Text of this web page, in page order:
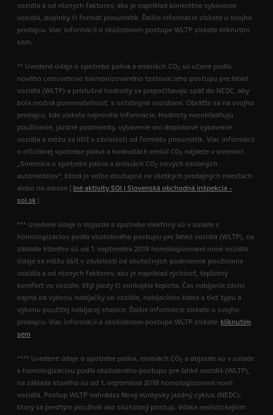
vozidla a od rôznych faktorov, ako je napríklad konkrétne vybavenie
vozidla, doplnky či formát pneumatík. Ďalšie informácie získate u svojho
predajcu. Viac informácií o skúšobnom postupe WLTP získate kliknutím
sem.
** Uvedené údaje o spotrebe paliva a emisiách CO2 sú učené podľa
nového celosvetovo harmonizovaného testovacieho postupu pre ľahké
vozidlá (WLTP) a príslušné hodnoty sa prepočítavajú späť do NEDC, aby
bola možná porovnateľnosť s ostatnými vozidlami. Obráťte sa na svojho
predajcu, kde získate najnovšie informácie. Hodnoty nezohľadňujú
používanie, jazdné podmienky, vybavenie ani doplnkové vybavenie
vozidla a môžu sa líšiť v závislosti od formátu pneumatík. Viac informácií
o oficiálnej spotrebe paliva a hodnotách emisií CO2 nájdete v smernici
„Smernica o spotrebe paliva a emisiách CO2 nových osobných
automobilov“, ktorá je voľne dostupná na všetkých predajných miestach
alebo na adrese [ Iné aktivity SOI | Slovenská obchodná inšpekcia -
soi.sk]
*** Uvedené údaje o dojazde a spotrebe elektriny sú v súlade s
homologizáciou podľa skúšobného postupu pre ľahké vozidlá (WLTP), na
základe ktorého sú od 1. septembra 2018 homologizované nové vozidlá.
Údaje sa môžu líšiť v závislosti od skutočných podmienok používania
vozidla a od rôznych faktorov, ako je napríklad rýchlosť, teplotný
komfort vo vozidle, štýl jazdy či vonkajšia teplota. Čas nabíjania závisí
najmä od výkonu nabíjačky vo vozidle, nabíjacieho kábla a tiež typu a
výkonu použitej nabíjacej stanice. Ďalšie informácie získate u svojho
predajcu. Viac informácií o skúšobnom postupe WLTP získate kliknutím
sem .
**** Uvedené údaje o spotrebe paliva, emisiách CO2 a dojazde sú v súlade
s homologizáciou podľa skúšobného postupu pre ľahké vozidlá (WLTP),
na základe ktorého sú od 1. septembra 2018 homologizované nové
vozidlá. Postup WLTP nahrádza Nový európsky jazdný cyklus (NEDC),
ktorý sa predtým používal ako skúšobný postup. Vďaka realistickejším